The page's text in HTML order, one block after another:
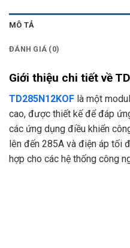
MÔ TẢ
ĐÁNH GIÁ (0)
Giới thiệu chi tiết về
TD285N12KOF là một
cao, được thiết kế để đáp
các ứng dụng điều khiển
lên đến 285A và điện áp tối
hợp cho các hệ thống công